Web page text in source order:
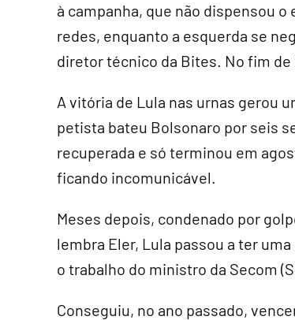
à campanha, que não dispensou
redes, enquanto a esquerda se
diretor técnico da Bites. No fim
A vitória de Lula nas urnas gerou
petista bateu Bolsonaro por seis
recuperada e só terminou em
ficando incomunicável.
Meses depois, condenado por
lembra Eler, Lula passou a ter
o trabalho do ministro da Secom
Conseguiu, no ano passado,